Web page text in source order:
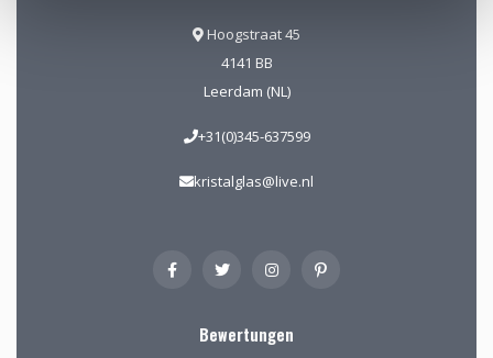
Hoogstraat 45
4141 BB
Leerdam (NL)
+31(0)345-637599
kristalglas@live.nl
Bewertungen